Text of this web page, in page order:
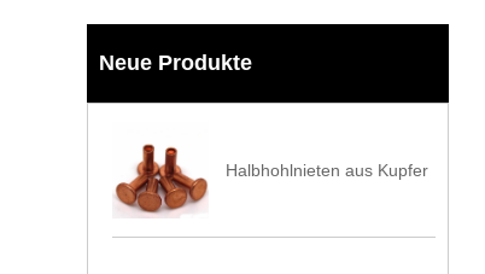
Neue Produkte
Halbhohlnieten aus Kupfer